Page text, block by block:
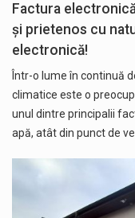
Factura
și prietenos cu
electronică!
Într-o lume în continuă
climatice este o
unul dintre principalii
apă, atât din punct de